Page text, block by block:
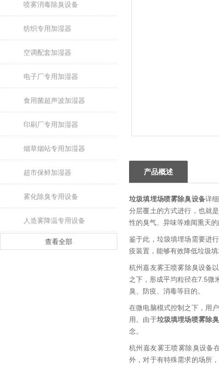
喷雾消毒除臭设备
纺织专用加湿器
空调配套加湿器
电子厂专用加湿器
食用菌超声波加湿器
印刷厂专用加湿器
烟草烟站专用加湿器
超市保鲜加湿器
雾化除臭专用设备
人造雾降温专用设备
查看全部
产品概述
垃圾填埋场喷雾除臭设备详
分层覆土的方式进行，也就
性的臭气、异味等难闻熏天
鉴于此，垃圾填埋场需要进
疫装置，能够有效降低垃圾
杭州嘉友雾王喷雾除臭设备
之下，形成平均粒径在7.5微
臭、防疫、消毒等目的。
在微电脑模式控制之下，用
用。由于垃圾填埋场喷雾除
念。
杭州嘉友雾王喷雾除臭设备
外，对于有特殊需求的场所